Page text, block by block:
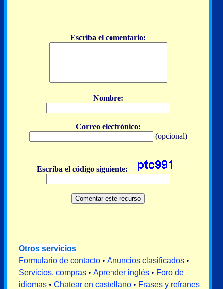
Escriba el comentario:
Nombre:
Correo electrónico:
(opcional)
Escriba el código siguiente:
Otros servicios
Formulario de contacto • Anuncios clasificados •
Servicios, compras • Aprender inglés • Foro de
idiomas • Chatear en castellano • Frases y refranes